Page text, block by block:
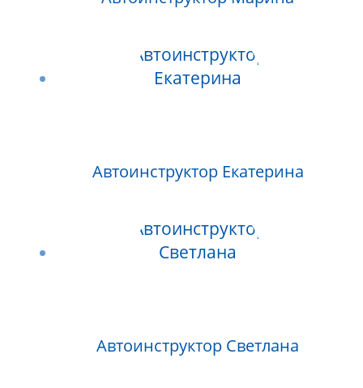
Автоинструктор Екатерина
Автоинструктор Светлана